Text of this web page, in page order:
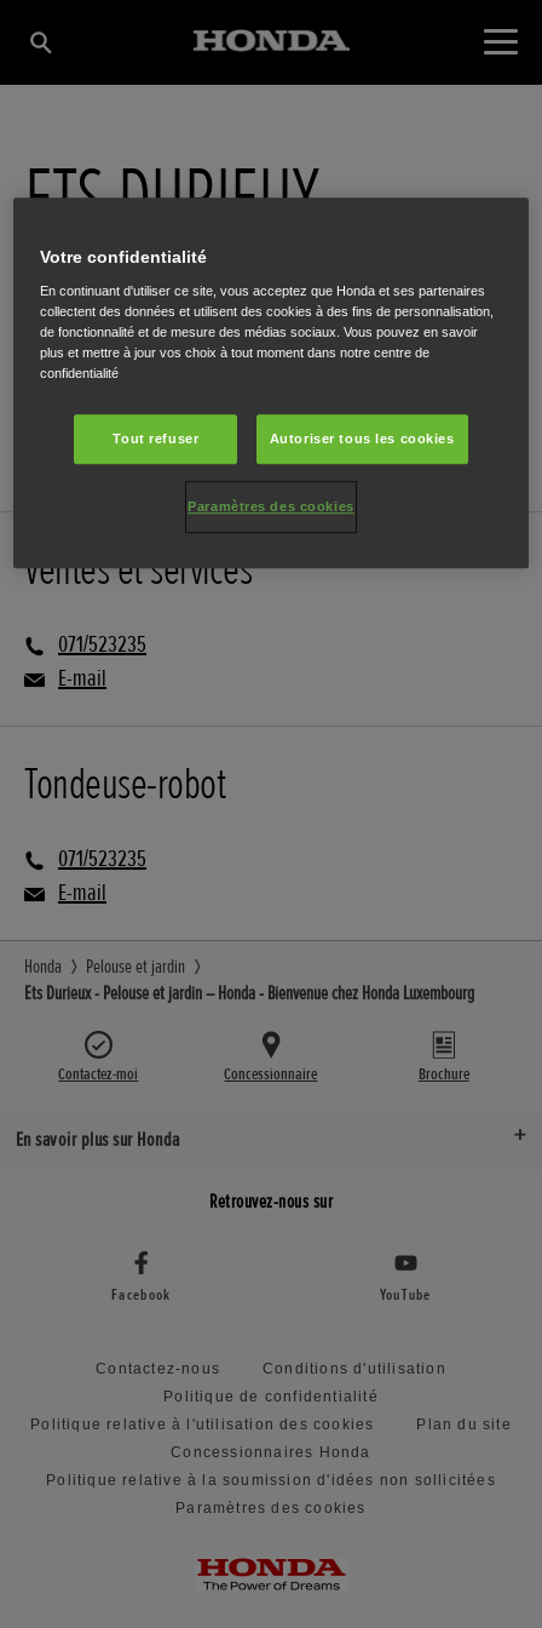
ETS DURIEUX
ITINÉRAIRE
SITE INTERNET
Ventes et services
071/523235
E-mail
Tondeuse-robot
071/523235
E-mail
Honda
Pelouse et jardin
Ets Durieux - Pelouse et jardin – Honda - Bienvenue chez Honda Luxembourg
Contactez-moi Concessionnaire Brochure
En savoir plus sur Honda
Retrouvez-nous sur
Facebook YouTube
Contactez-nous
Conditions d'utilisation
Politique de confidentialité
Politique relative à l'utilisation des cookies
Plan du site
Concessionnaires Honda
Politique relative à la soumission d'idées non sollicitées
Paramètres des cookies
Votre confidentialité
En continuant d'utiliser ce site, vous acceptez que Honda et ses partenaires
collectent des données et utilisent des cookies à des fins de personnalisation,
de fonctionnalité et de mesure des médias sociaux. Vous pouvez en savoir
plus et mettre à jour vos choix à tout moment dans notre centre de
confidentialité
Tout refuser Autoriser tous les cookies
Paramètres des cookies